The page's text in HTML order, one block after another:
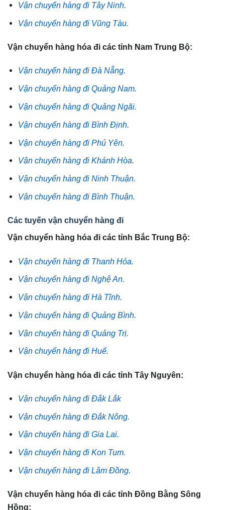
Vận chuyển hàng đi Tây Ninh.
Vận chuyển hàng đi Vũng Tàu.
Vận chuyển hàng hóa đi các tỉnh Nam Trung Bộ:
Vận chuyển hàng đi Đà Nẵng.
Vận chuyển hàng đi Quảng Nam.
Vận chuyển hàng đi Quảng Ngãi.
Vận chuyển hàng đi Bình Định.
Vận chuyển hàng đi Phú Yên.
Vận chuyển hàng đi Khánh Hòa.
Vận chuyển hàng đi Ninh Thuận.
Vận chuyển hàng đi Bình Thuận.
Các tuyến vận chuyển hàng đi
Vận chuyển hàng hóa đi các tỉnh Bắc Trung Bộ:
Vận chuyển hàng đi Thanh Hóa.
Vận chuyển hàng đi Nghệ An.
Vận chuyển hàng đi Hà Tĩnh.
Vận chuyển hàng đi Quảng Bình.
Vận chuyển hàng đi Quảng Trị.
Vận chuyển hàng đi Huế.
Vận chuyển hàng hóa đi các tỉnh Tây Nguyên:
Vận chuyển hàng đi Đắk Lắk
Vận chuyển hàng đi Đắk Nông.
Vận chuyển hàng đi Gia Lai.
Vận chuyển hàng đi Kon Tum.
Vận chuyển hàng đi Lâm Đồng.
Vận chuyển hàng hóa đi các tỉnh Đồng Bằng Sông
Hồng: